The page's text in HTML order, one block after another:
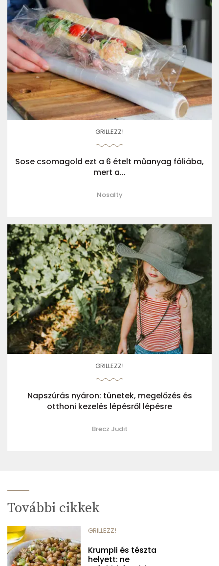
GRILLEZZ!
Sose csomagold ezt a 6 ételt műanyag fóliába,
mert a...
Nosalty
GRILLEZZ!
Napszúrás nyáron: tünetek, megelőzés és
otthoni kezelés lépésről lépésre
Brecz Judit
További cikkek
GRILLEZZ!
Krumpli és tészta
helyett: ne